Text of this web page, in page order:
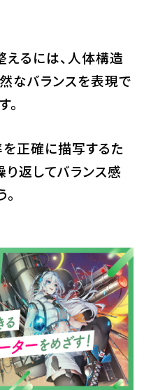
えるには、人体構造
なバランスを表現で
正確に描写するた
り返してバランス感